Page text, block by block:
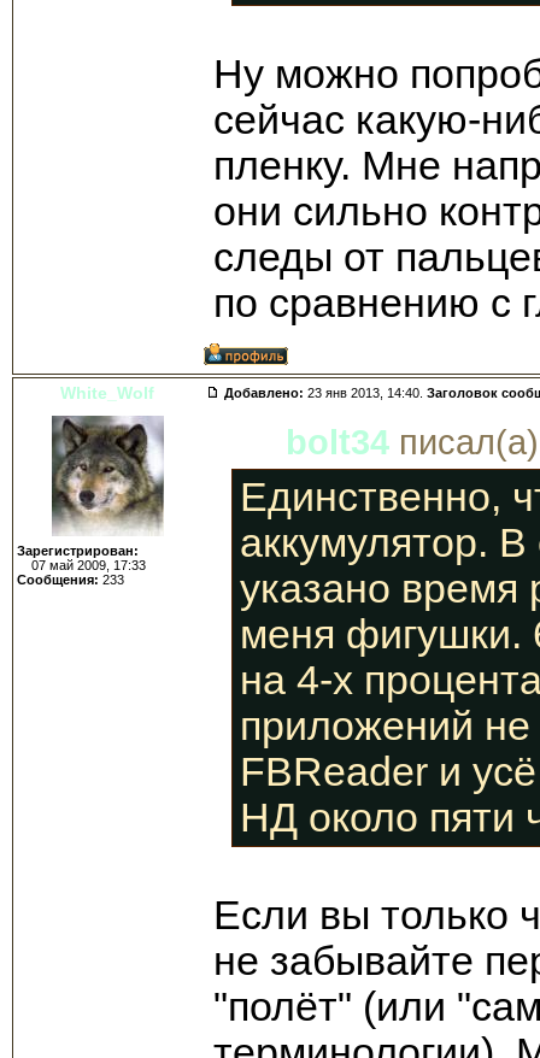
Ну можно
сейчас какую-
пленку. Мне
они сильно
следы от
по сравнению с
White_Wolf Добавлено: 23 янв 2013, 14:40. Заголовок
Зарегистрирован:
07 май 2009, 17:33
Сообщения: 233
bolt34
Единственно,
аккумулятор.
указано время
меня фигушки.
на 4-х
приложений не
FBReader и
НД около пяти
Если вы только
не забывайте
"полёт" (или